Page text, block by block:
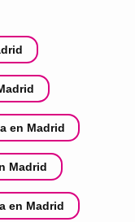
en Madrid
Madrid
en Madrid